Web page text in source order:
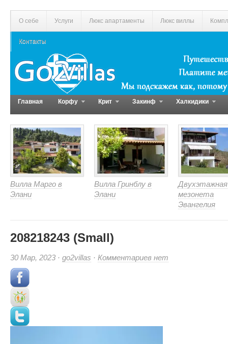
О себе Услуги Люкс апартаменты Люкс виллы
Контакты
Главная Корфу Крит Закинф Халкидики
Вилла Марго в
Элани
Вилла Гринблу в
Элани
Двухэтажная
мезонета
Эвангелия
208218243 (Small)
30 Мар, 2023 · go2villas · Комментариевкнет